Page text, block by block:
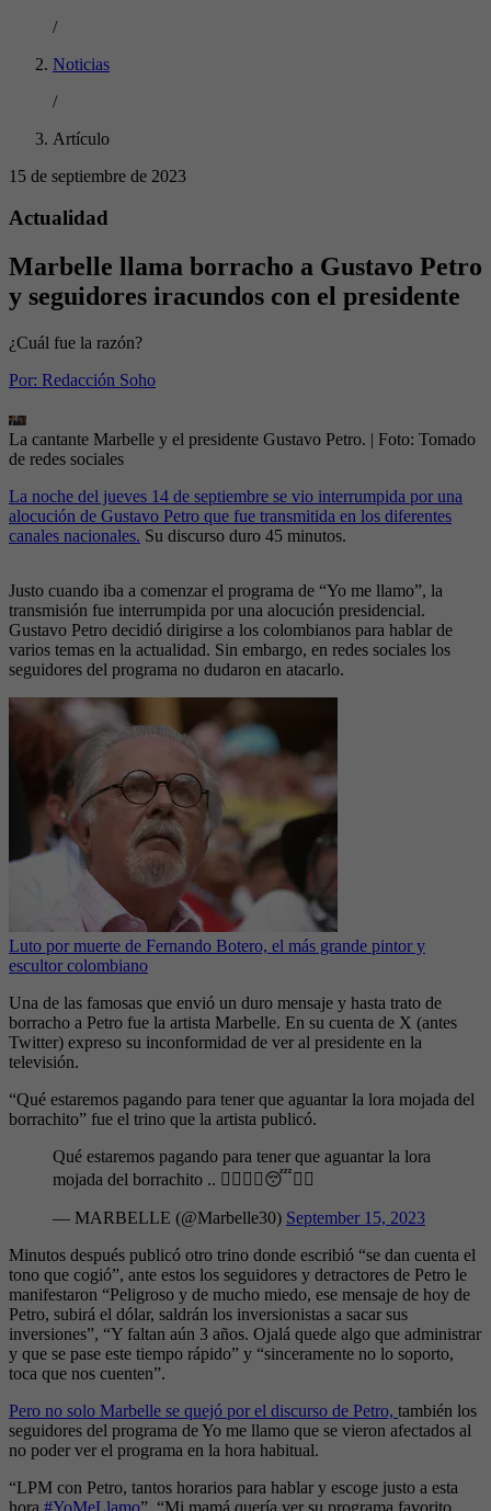
/
Noticias
/
Artículo
15 de septiembre de 2023
Actualidad
Marbelle llama borracho a Gustavo Petro
y seguidores iracundos con el presidente
¿Cuál fue la razón?
Por: Redacción Soho
La cantante Marbelle y el presidente Gustavo Petro. | Foto: Tomado
de redes sociales
La noche del jueves 14 de septiembre se vio interrumpida por una
alocución de Gustavo Petro que fue transmitida en los diferentes
canales nacionales. Su discurso duro 45 minutos.
Justo cuando iba a comenzar el programa de “Yo me llamo”, la
transmisión fue interrumpida por una alocución presidencial.
Gustavo Petro decidió dirigirse a los colombianos para hablar de
varios temas en la actualidad. Sin embargo, en redes sociales los
seguidores del programa no dudaron en atacarlo.
Luto por muerte de Fernando Botero, el más grande pintor y
escultor colombiano
Una de las famosas que envió un duro mensaje y hasta trato de
borracho a Petro fue la artista Marbelle. En su cuenta de X (antes
Twitter) expreso su inconformidad de ver al presidente en la
televisión.
“Qué estaremos pagando para tener que aguantar la lora mojada del
borrachito” fue el trino que la artista publicó.
Qué estaremos pagando para tener que aguantar la lora
mojada del borrachito .. 😮‍💨🥱🤥😴💤🛌
— MARBELLE (@Marbelle30) September 15, 2023
Minutos después publicó otro trino donde escribió “se dan cuenta el
tono que cogió”, ante estos los seguidores y detractores de Petro le
manifestaron “Peligroso y de mucho miedo, ese mensaje de hoy de
Petro, subirá el dólar, saldrán los inversionistas a sacar sus
inversiones”, “Y faltan aún 3 años. Ojalá quede algo que administrar
y que se pase este tiempo rápido” y “sinceramente no lo soporto,
toca que nos cuenten”.
Pero no solo Marbelle se quejó por el discurso de Petro, también los
seguidores del programa de Yo me llamo que se vieron afectados al
no poder ver el programa en la hora habitual.
“LPM con Petro, tantos horarios para hablar y escoge justo a esta